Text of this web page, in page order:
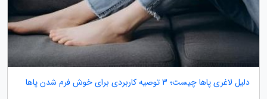
دلیل لاغری پاها چیست؛ 3 توصیه کاربردی برای خوش فرم شدن پاها